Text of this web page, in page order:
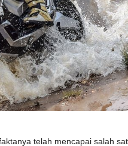
telah mencapai salah